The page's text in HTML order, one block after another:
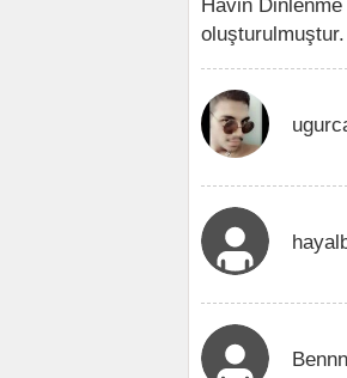
Havin
oluşturulmuştur.